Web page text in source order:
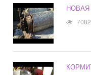
7082